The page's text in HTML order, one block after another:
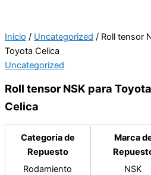
Inicio / Uncategorized / Roll tensor
Toyota Celica
Uncategorized
Roll tensor NSK para
Celica
Categoria de
Repuesto
Rodamiento
Marca
NSK